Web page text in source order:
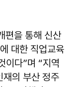
편을 통해 신산
대한 직업교육
이다”며 “지역
재의 부산 정주